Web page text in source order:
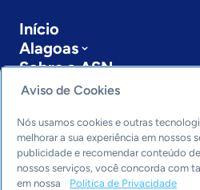
Início
Alagoas
Sobre a ASN
Últimas notícias
Editorias
Economia & Política
Inovação & Tecnologia
Aviso de Cookies
Nós usamos cookies e outras
melhorar a sua experiência em nossos
publicidade e recomendar conteúdo
nossos serviços, você concorda com
em nossa
Política de Privacidade